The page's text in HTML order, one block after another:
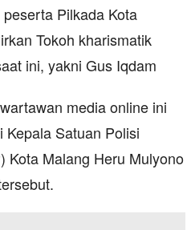
Pilkada Kota
Tokoh kharismatik
ini, yakni Gus Iqdam
media online ini
Satuan Polisi
Kota Malang Heru Mulyono